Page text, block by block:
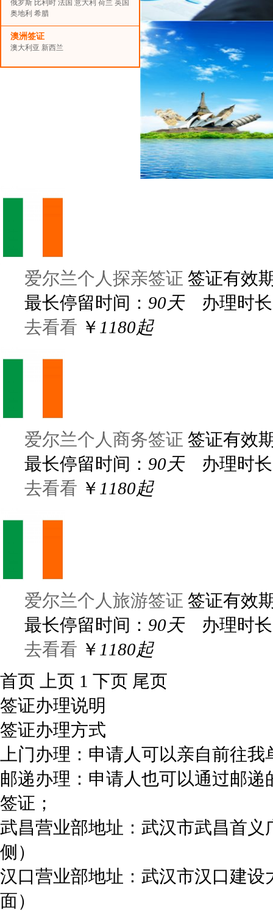
俄罗斯 比利时 法国 意大利 荷兰 英国
奥地利 希腊
澳洲签证
澳大利亚 新西兰
爱尔兰个人探亲签证 签证有效
最长停留时间： 90天办理时长
去看看 ￥ 1180起
爱尔兰个人商务签证 签证有效
最长停留时间： 90天办理时长
去看看 ￥ 1180起
爱尔兰个人旅游签证 签证有效
最长停留时间： 90天办理时长
去看看 ￥ 1180起
首页
上页 1 下页 尾页
签证办理说明
签证办理方式
上门办理：申请人可以亲自前往
邮递办理：申请人也可以通过邮
签证；
武昌营业部地址：武汉市武昌首
侧）
汉口营业部地址：武汉市汉口建
面）